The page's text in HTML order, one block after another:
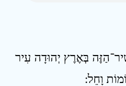
בְּאֶרֶץ יְהוּדָה עִיר
וָחֵל ׃